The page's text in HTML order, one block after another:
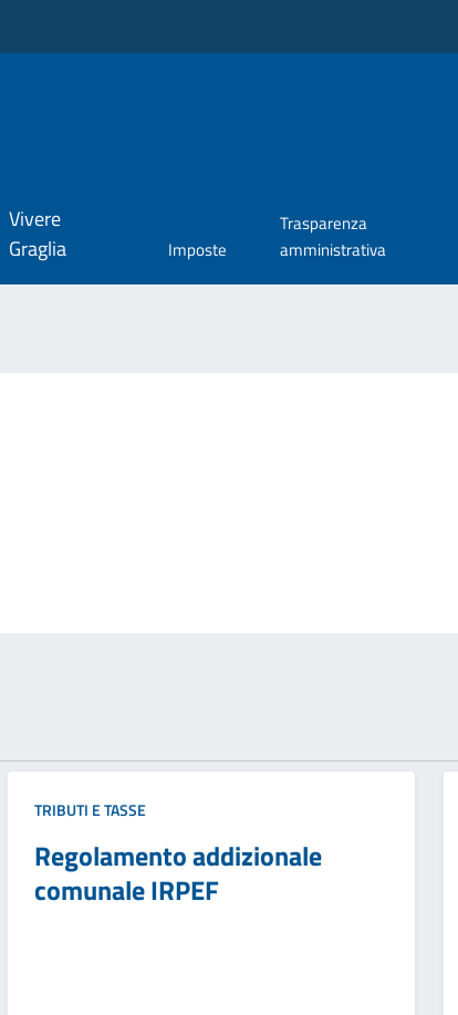
Vivere
Graglia
Imposte
Trasparenza
amministrativa
TRIBUTI E TASSE
Regolamento addizionale
comunale IRPEF